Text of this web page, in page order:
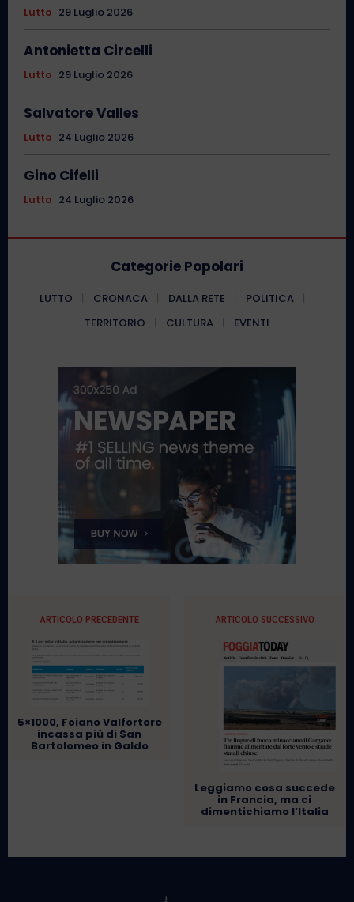
Lutto 29 Luglio 2026
Antonietta Circelli
Lutto 29 Luglio 2026
Salvatore Valles
Lutto 24 Luglio 2026
Gino Cifelli
Lutto 24 Luglio 2026
Categorie Popolari
LUTTO CRONACA DALLA RETE
POLITICA
TERRITORIO
CULTURA EVENTI
ARTICOLO PRECEDENTE
5×1000, Foiano Valfortore
incassa più di San
Bartolomeo in Galdo
ARTICOLO SUCCESSIVO
Leggiamo cosa succede
in Francia, ma ci
dimentichiamo l’Italia